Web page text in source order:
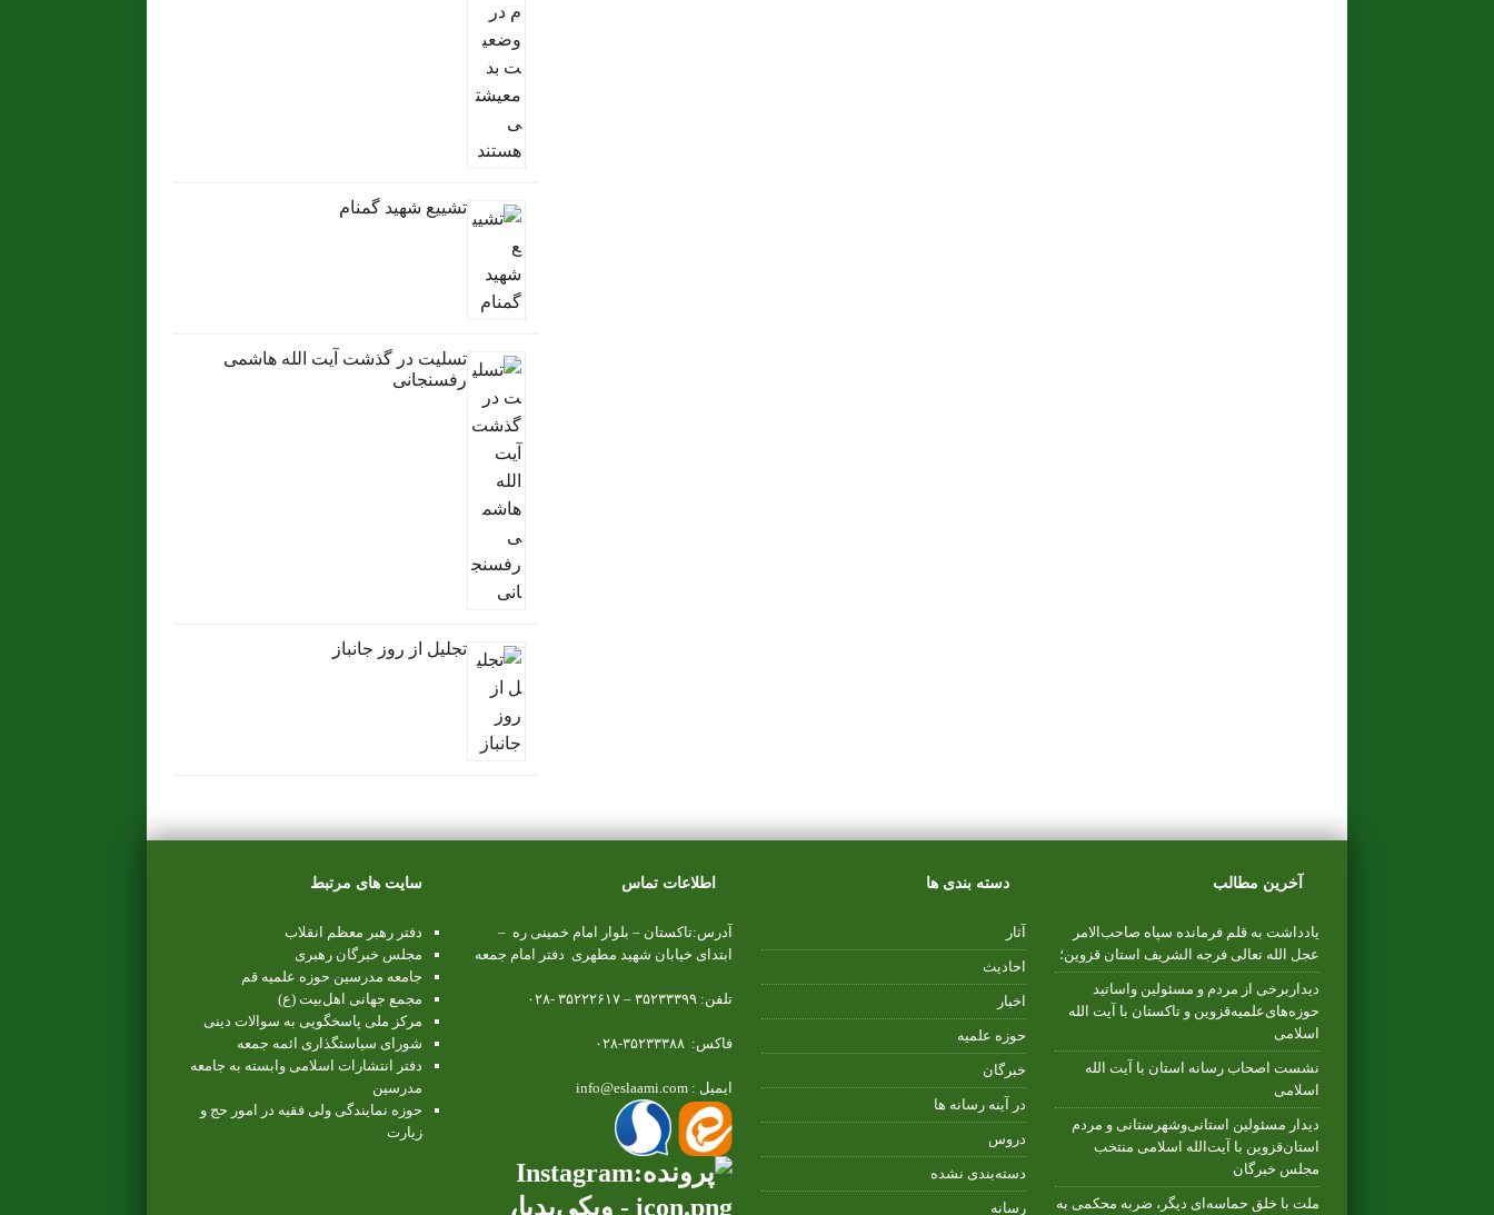
تشییع شهید گمنام
تسلیت در گذشت آیت الله هاشمی
رفسنجانی
تجلیل از روز جانباز
آخرین مطالب
یادداشت به قلم فرمانده سپاه صاحب‌الامر
عجل الله تعالی فرجه الشریف استان قزوین؛
دیداربرخی از مردم و مسئولین واساتید
حوزه‌های‌علمیه‌قزوین و تاکستان با آیت الله
اسلامی
نشست اصحاب رسانه استان با آیت الله
اسلامی
دیدار مسئولین استانی‌وشهرستانی و مردم‌
استان‌قزوین با آیت‌الله‌ اسلامی منتخب
مجلس‌ خبرگان
ملت با خلق حماسه‌ای دیگر، ضربه محکمی به
دسته بندی ها
آثار
احادیث
اخبار
حوزه علمیه
خبرگان
در آینه رسانه ها
دروس
دسته‌بندی نشده
رسانه
اطلاعات تماس
آدرس:تاکستان – بلوار امام خمینی ره –
ابتدای خیابان شهید مطهری دفتر امام جمعه
تلفن: ۳۵۲۳۳۳۹۹ – ۳۵۲۲۲۶۱۷ -۰۲۸
فاکس: ۳۵۲۳۳۳۸۸-۰۲۸
ایمیل : info@eslaami.com
سایت های مرتبط
دفتر رهبر معظم انقلاب
مجلس خبرگان رهبری
جامعه مدرسین حوزه علمیه قم
مجمع جهانی اهل‌بیت (ع)
مرکز ملی پاسخگویی به سوالات دینی
شورای سیاستگذاری ائمه جمعه
دفتر انتشارات اسلامی وابسته به جامعه
مدرسین
حوزه نمایندگی ولی فقیه در امور حج و
زیارت